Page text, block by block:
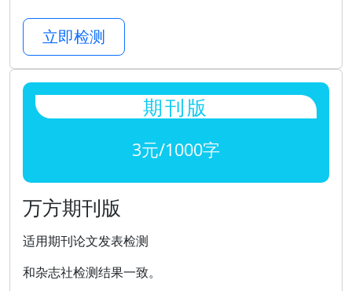
立即检测
期刊版
3元/1000字
万方期刊版
适用期刊论文发表检测
和杂志社检测结果一致。